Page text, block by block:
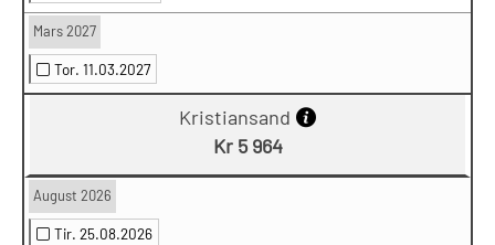
Mars 2027
Tor. 11.03.2027
Kristiansand
Kr 5 964
August 2026
Tir. 25.08.2026